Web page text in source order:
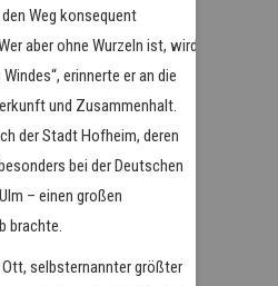
Weg konsequent
aber ohne Wurzeln ist, wird
erinnerte er an die
und Zusammenhalt.
der Stadt Hofheim, deren
bei der Deutschen
– einen großen
brachte.
selbsternannter größter